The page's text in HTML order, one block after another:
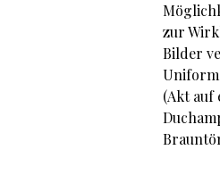
zur
Bilder
Uniform
(Akt auf